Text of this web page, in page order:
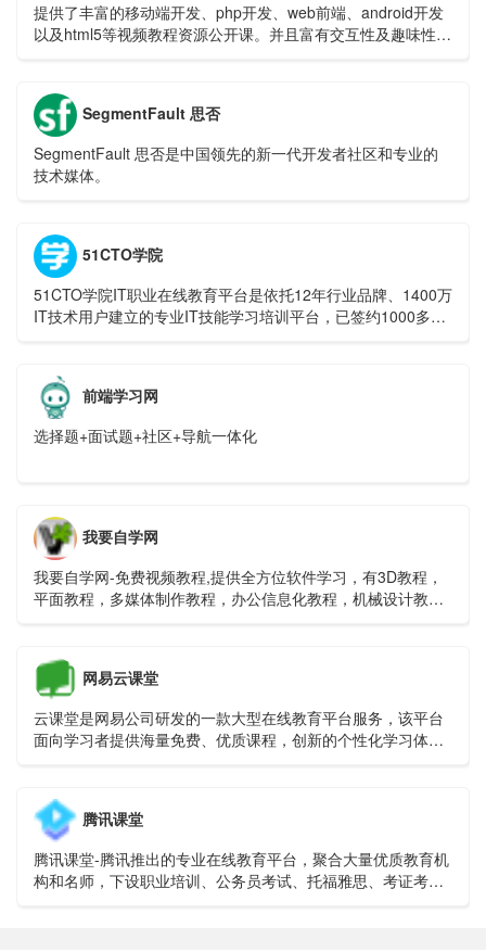
提供了丰富的移动端开发、php开发、web前端、android开发
以及html5等视频教程资源公开课。并且富有交互性及趣味性，
SegmentFault 思否
SegmentFault 思否是中国领先的新一代开发者社区和专业的
技术媒体。
51CTO学院
51CTO学院IT职业在线教育平台是依托12年行业品牌、1400万
IT技术用户建立的专业IT技能学习培训平台，已签约1000多位
链、IT考证等培训领域，随到随学、通关学习、一对一辅导，
助你升职加薪。
前端学习网
选择题+面试题+社区+导航一体化
我要自学网
我要自学网-免费视频教程,提供全方位软件学习，有3D教程，
平面教程，多媒体制作教程，办公信息化教程，机械设计教
网易云课堂
云课堂是网易公司研发的一款大型在线教育平台服务，该平台
面向学习者提供海量免费、优质课程，创新的个性化学习体
腾讯课堂
腾讯课堂-腾讯推出的专业在线教育平台，聚合大量优质教育机
构和名师，下设职业培训、公务员考试、托福雅思、考证考